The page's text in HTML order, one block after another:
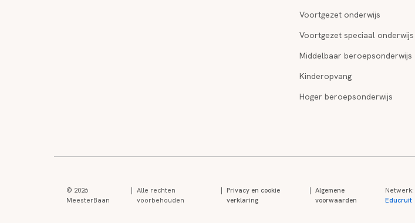
Voortgezet onderwijs
Voortgezet speciaal onderwijs
Middelbaar beroepsonderwijs
Kinderopvang
Hoger beroepsonderwijs
© 2026
MeesterBaan
Alle rechten
voorbehouden
Privacy en cookie
verklaring
Algemene
voorwaarden
Netwerk:
Educruit